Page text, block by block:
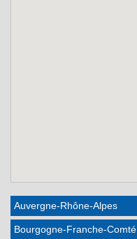
Auvergne-Rhône-Alpes
Bourgogne-Franche-Comté